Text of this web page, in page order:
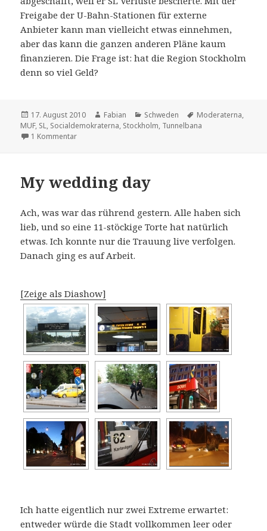
Freigabe der U-Bahn-Stationen für externe
Anbieter kann man vielleicht etwas einnehmen,
aber das kann die ganzen anderen Pläne kaum
finanzieren. Die Frage ist: hat die Region Stockholm
denn so viel Geld?
Veröffentlicht
am
17. August 2010 Autor
Fabian Kategorien
Schweden Schlagwörter
Moderaterna,
MUF, SL, Socialdemokraterna, Stockholm, Tunnelbana
1 Kommentarzu Butler in der U-Bahn
My wedding day
Ach, was war das rührend gestern. Alle haben sich
lieb, und so eine 11-stöckige Torte hat natürlich
etwas. Ich konnte nur die Trauung live verfolgen.
Danach ging es auf Arbeit.
[Zeige als Diashow]
Ich hatte eigentlich nur zwei Extreme erwartet:
entweder würde die Stadt vollkommen leer oder